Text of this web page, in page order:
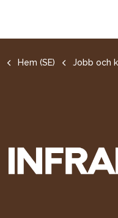
Hem (SE) Jobb och